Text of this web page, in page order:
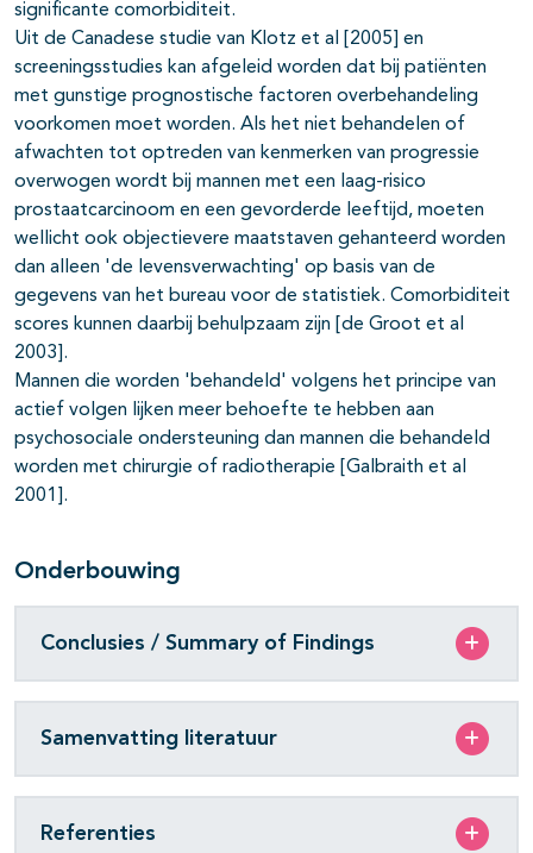
significante comorbiditeit.
Uit de Canadese studie van Klotz et al [2005] en
screeningsstudies kan afgeleid worden dat bij patiënten
met gunstige prognostische factoren overbehandeling
voorkomen moet worden. Als het niet behandelen of
afwachten tot optreden van kenmerken van progressie
overwogen wordt bij mannen met een laag-risico
prostaatcarcinoom en een gevorderde leeftijd, moeten
wellicht ook objectievere maatstaven gehanteerd worden
dan alleen 'de levensverwachting' op basis van de
gegevens van het bureau voor de statistiek. Comorbiditeit
scores kunnen daarbij behulpzaam zijn [de Groot et al
2003].
Mannen die worden 'behandeld' volgens het principe van
actief volgen lijken meer behoefte te hebben aan
psychosociale ondersteuning dan mannen die behandeld
worden met chirurgie of radiotherapie [Galbraith et al
2001].
Onderbouwing
Conclusies / Summary of Findings
Samenvatting literatuur
Referenties